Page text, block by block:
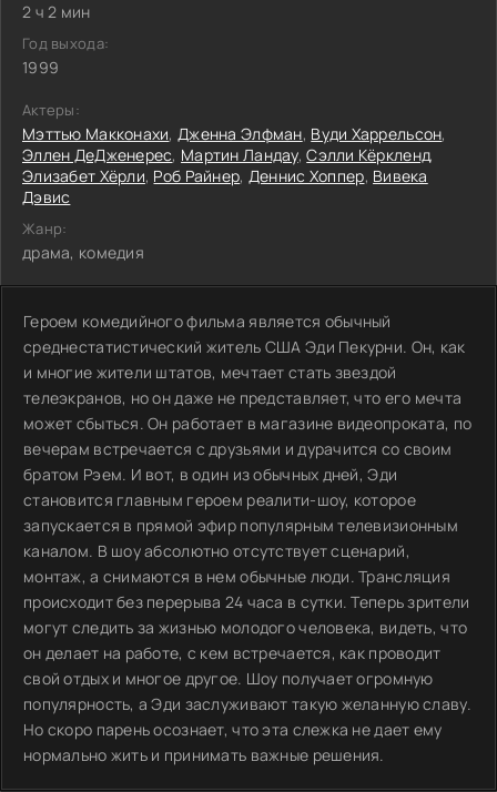
2 ч 2 мин
Год выхода:
1999
Актеры:
Мэттью Макконахи,Дженна Элфман, Вуди Харрельсон,
Эллен ДеДженерес, Мартин Ландау,Сэлли Кёркленд,
Элизабет Хёрли, Роб Райнер, Деннис Хоппер, Вивека
Дэвис
Жанр:
драма, комедия
Героем комедийного фильма является обычный
среднестатистический житель США Эди Пекурни. Он, как
и многие жители штатов, мечтает стать звездой
телеэкранов, но он даже не представляет, что его мечта
может сбыться. Он работает в магазине видеопроката, по
вечерам встречается с друзьями и дурачится со своим
братом Рэем. И вот, в один из обычных дней, Эди
становится главным героем реалити-шоу, которое
запускается в прямой эфир популярным телевизионным
каналом. В шоу абсолютно отсутствует сценарий,
монтаж, а снимаются в нем обычные люди. Трансляция
происходит без перерыва 24 часа в сутки. Теперь зрители
могут следить за жизнью молодого человека, видеть, что
он делает на работе, с кем встречается, как проводит
свой отдых и многое другое. Шоу получает огромную
популярность, а Эди заслуживают такую желанную славу.
Но скоро парень осознает, что эта слежка не дает ему
нормально жить и принимать важные решения.